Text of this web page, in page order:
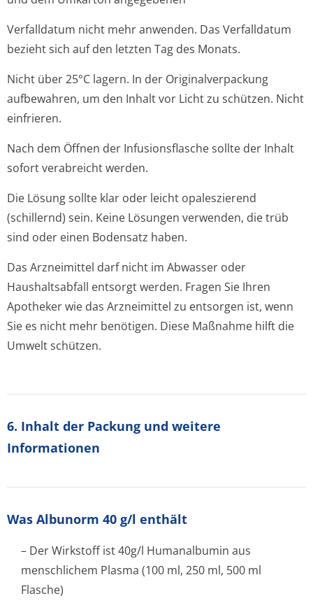
Verfalldatum nicht mehr anwenden. Das Verfalldatum
bezieht sich auf den letzten Tag des Monats.
Nicht über 25°C lagern. In der Originalverpackung
aufbewahren, um den Inhalt vor Licht zu schützen. Nicht
einfrieren.
Nach dem Öffnen der Infusionsflasche sollte der Inhalt
sofort verabreicht werden.
Die Lösung sollte klar oder leicht opaleszierend
(schillernd) sein. Keine Lösungen verwenden, die trüb
sind oder einen Bodensatz haben.
Das Arzneimittel darf nicht im Abwasser oder
Haushaltsabfall entsorgt werden. Fragen Sie Ihren
Apotheker wie das Arzneimittel zu entsorgen ist, wenn
Sie es nicht mehr benötigen. Diese Maßnahme hilft die
Umwelt schützen.
6. Inhalt der Packung und weitere
Informationen
Was Albunorm 40 g/l enthält
– Der Wirkstoff ist 40g/l Humanalbumin aus
menschlichem Plasma (100 ml, 250 ml, 500 ml
Flasche)